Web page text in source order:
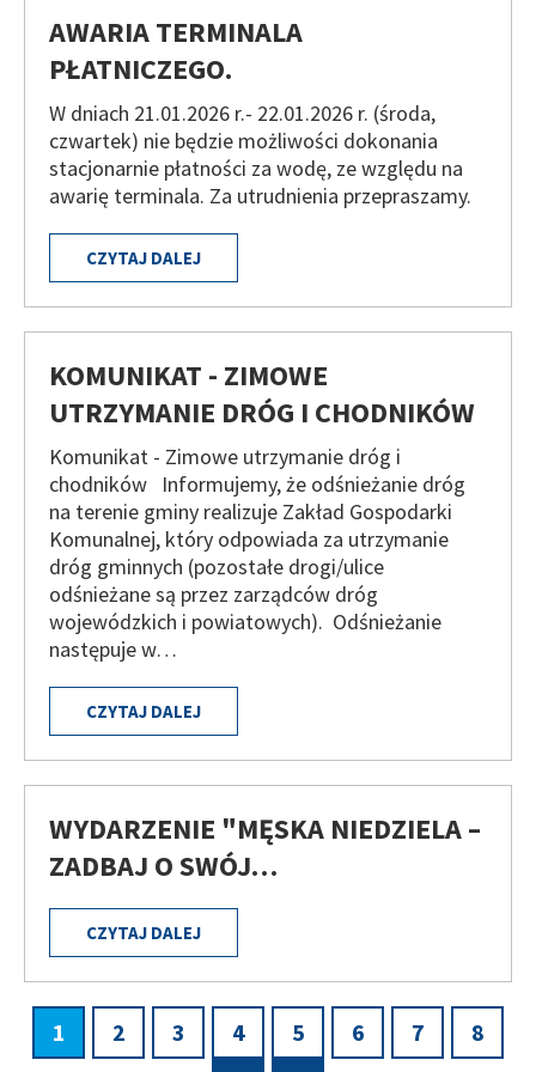
AWARIA TERMINALA
PŁATNICZEGO.
W dniach 21.01.2026 r.- 22.01.2026 r. (środa,
czwartek) nie będzie możliwości dokonania
stacjonarnie płatności za wodę, ze względu na
awarię terminala. Za utrudnienia przepraszamy.
CZYTAJ DALEJ
KOMUNIKAT - ZIMOWE
UTRZYMANIE DRÓG I CHODNIKÓW
Komunikat - Zimowe utrzymanie dróg i
chodników Informujemy, że odśnieżanie dróg
na terenie gminy realizuje Zakład Gospodarki
Komunalnej, który odpowiada za utrzymanie
dróg gminnych (pozostałe drogi/ulice
odśnieżane są przez zarządców dróg
wojewódzkich i powiatowych). Odśnieżanie
następuje w…
CZYTAJ DALEJ
WYDARZENIE "MĘSKA NIEDZIELA –
ZADBAJ O SWÓJ…
CZYTAJ DALEJ
Stronicowanie
Bieżąca
1 Page
2 Page
3 Page
4 Page
5 Page
6 Page
7 Page
8